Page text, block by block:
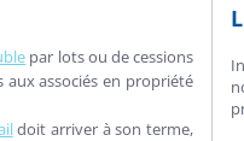
par lots ou de cessions
associés en propriété
doit arriver à son terme,